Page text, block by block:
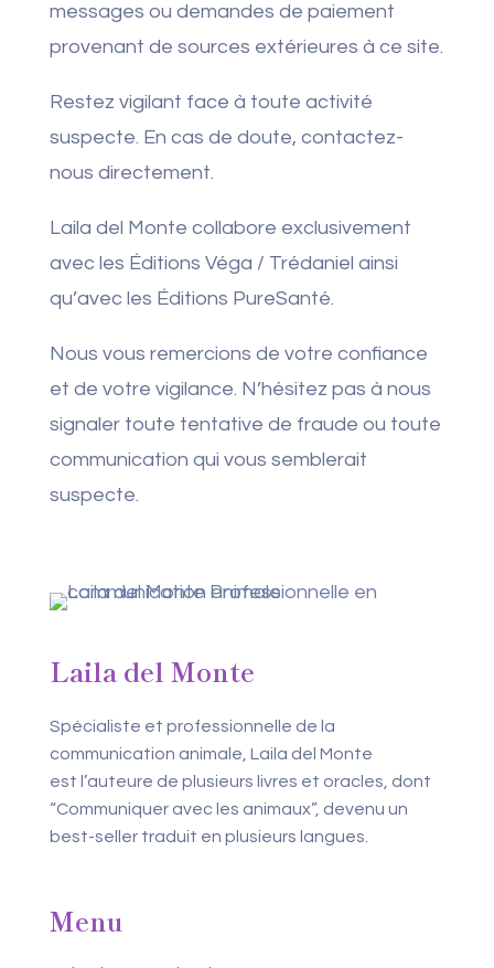
messages ou demandes de paiement
provenant de sources extérieures à ce site.
Restez vigilant face à toute activité
suspecte. En cas de doute, contactez-
nous directement.
Laila del Monte collabore exclusivement
avec les Éditions Véga / Trédaniel ainsi
qu’avec les Éditions PureSanté.
Nous vous remercions de votre confiance
et de votre vigilance. N’hésitez pas à nous
signaler toute tentative de fraude ou toute
communication qui vous semblerait
suspecte.
Laila del Monte
Spécialiste et professionnelle de la
communication animale, Laila del Monte
est l’auteure de plusieurs livres et oracles, dont
“Communiquer avec les animaux”, devenu un
best-seller traduit en plusieurs langues.
Menu